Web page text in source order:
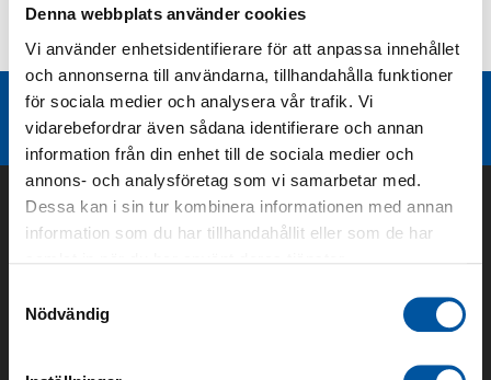
Denna webbplats använder cookies
Vi använder enhetsidentifierare för att anpassa innehållet
och annonserna till användarna, tillhandahålla funktioner
för sociala medier och analysera vår trafik. Vi
vidarebefordrar även sådana identifierare och annan
information från din enhet till de sociala medier och
annons- och analysföretag som vi samarbetar med.
Dessa kan i sin tur kombinera informationen med annan
information som du har tillhandahållit eller som de har
Nödvändig
Teknisk dokumentation
Liknande produktgrupper